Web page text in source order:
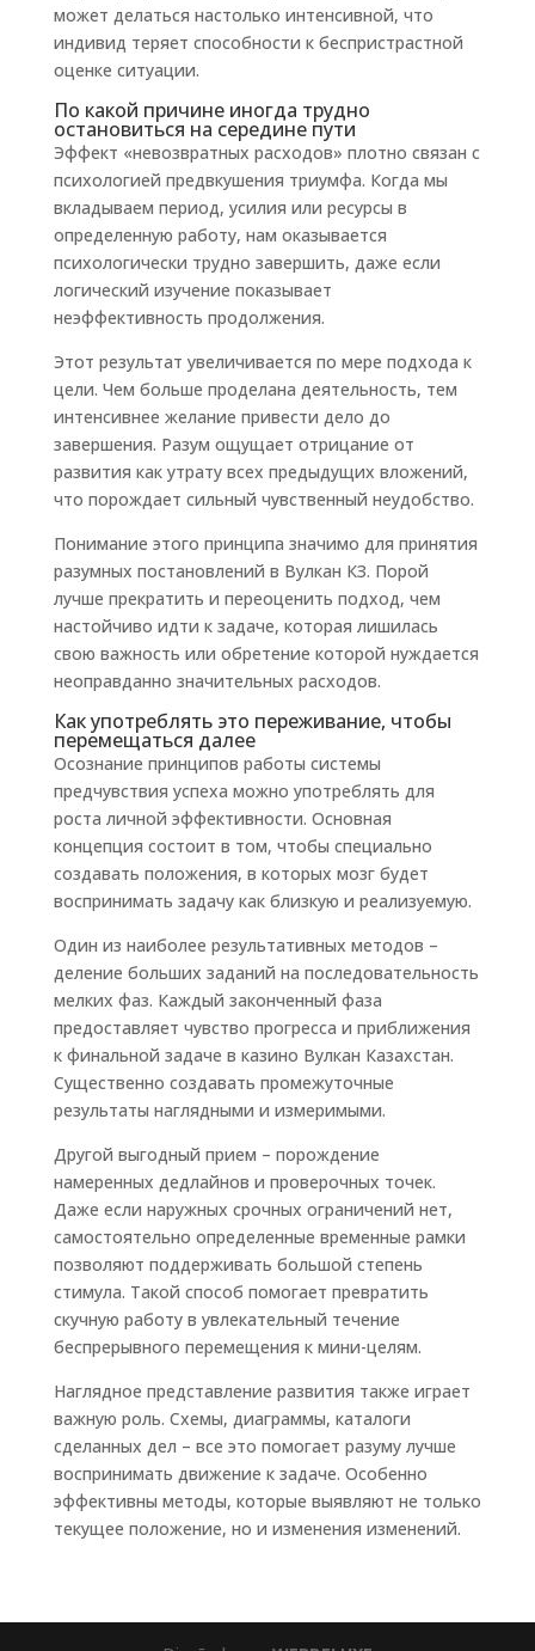
может делаться настолько интенсивной, что
индивид теряет способности к беспристрастной
оценке ситуации.
По какой причине иногда трудно
остановиться на середине пути
Эффект «невозвратных расходов» плотно связан с
психологией предвкушения триумфа. Когда мы
вкладываем период, усилия или ресурсы в
определенную работу, нам оказывается
психологически трудно завершить, даже если
логический изучение показывает
неэффективность продолжения.
Этот результат увеличивается по мере подхода к
цели. Чем больше проделана деятельность, тем
интенсивнее желание привести дело до
завершения. Разум ощущает отрицание от
развития как утрату всех предыдущих вложений,
что порождает сильный чувственный неудобство.
Понимание этого принципа значимо для принятия
разумных постановлений в Вулкан КЗ. Порой
лучше прекратить и переоценить подход, чем
настойчиво идти к задаче, которая лишилась
свою важность или обретение которой нуждается
неоправданно значительных расходов.
Как употреблять это переживание, чтобы
перемещаться далее
Осознание принципов работы системы
предчувствия успеха можно употреблять для
роста личной эффективности. Основная
концепция состоит в том, чтобы специально
создавать положения, в которых мозг будет
воспринимать задачу как близкую и реализуемую.
Один из наиболее результативных методов –
деление больших заданий на последовательность
мелких фаз. Каждый законченный фаза
предоставляет чувство прогресса и приближения
к финальной задаче в казино Вулкан Казахстан.
Существенно создавать промежуточные
результаты наглядными и измеримыми.
Другой выгодный прием – порождение
намеренных дедлайнов и проверочных точек.
Даже если наружных срочных ограничений нет,
самостоятельно определенные временные рамки
позволяют поддерживать большой степень
стимула. Такой способ помогает превратить
скучную работу в увлекательный течение
беспрерывного перемещения к мини-целям.
Наглядное представление развития также играет
важную роль. Схемы, диаграммы, каталоги
сделанных дел – все это помогает разуму лучше
воспринимать движение к задаче. Особенно
эффективны методы, которые выявляют не только
текущее положение, но и изменения изменений.